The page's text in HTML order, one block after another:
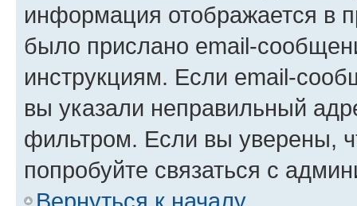
информация отображается в
было прислано email-
инструкциям. Если email-
вы указали неправильный
фильтром. Если вы уверены,
попробуйте связаться с
Вернуться к началу